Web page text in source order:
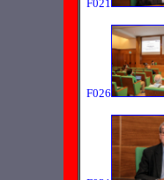
F021
F026